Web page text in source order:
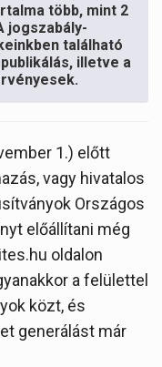
több, mint 2
jogszabály-
található
illetve a
1.) előtt
vagy hivatalos
Országos
előállítani még
oldalon
a felülettel
közt, és
generálást már